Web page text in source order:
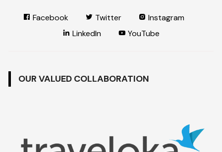
Facebook Twitter
Instagram
LinkedIn
YouTube
OUR VALUED COLLABORATION